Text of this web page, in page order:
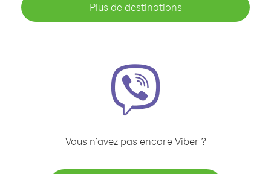
Plus de destinations
Vous n’avez pas encore Viber ?